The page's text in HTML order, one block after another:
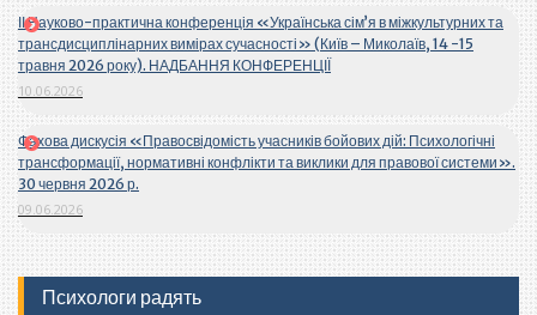
ІІ Науково-практична конференція «Українська сім’я в міжкультурних та
трансдисциплінарних вимірах сучасності» (Київ – Миколаїв, 14 -15
травня 2026 року). НАДБАННЯ КОНФЕРЕНЦІЇ
10.06.2026
Фахова дискусія «Правосвідомість учасників бойових дій: Психологічні
трансформації, нормативні конфлікти та виклики для правової системи».
30 червня 2026 р.
09.06.2026
Психологи радять